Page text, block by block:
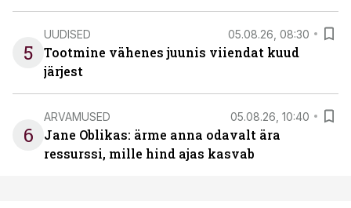
5
UUDISED 05.08.26, 08:30
Tootmine vähenes juunis viiendat kuud
järjest
6
ARVAMUSED 05.08.26, 10:40
Jane Oblikas: ärme anna odavalt ära
ressurssi, mille hind ajas kasvab